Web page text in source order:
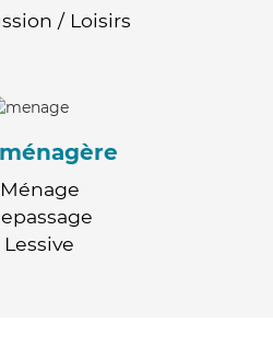
/ Loisirs
Ménage
Lessive